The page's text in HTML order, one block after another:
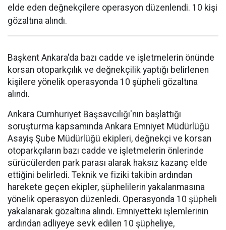
elde eden değnekçilere operasyon düzenlendi. 10 kişi
gözaltına alındı.
Başkent Ankara'da bazı cadde ve işletmelerin önünde
korsan otoparkçılık ve değnekçilik yaptığı belirlenen
kişilere yönelik operasyonda 10 şüpheli gözaltına
alındı.
Ankara Cumhuriyet Başsavcılığı'nın başlattığı
soruşturma kapsamında Ankara Emniyet Müdürlüğü
Asayiş Şube Müdürlüğü ekipleri, değnekçi ve korsan
otoparkçıların bazı cadde ve işletmelerin önlerinde
sürücülerden park parası alarak haksız kazanç elde
ettiğini belirledi. Teknik ve fiziki takibin ardından
harekete geçen ekipler, şüphelilerin yakalanmasına
yönelik operasyon düzenledi. Operasyonda 10 şüpheli
yakalanarak gözaltına alındı. Emniyetteki işlemlerinin
ardından adliyeye sevk edilen 10 şüpheliye,